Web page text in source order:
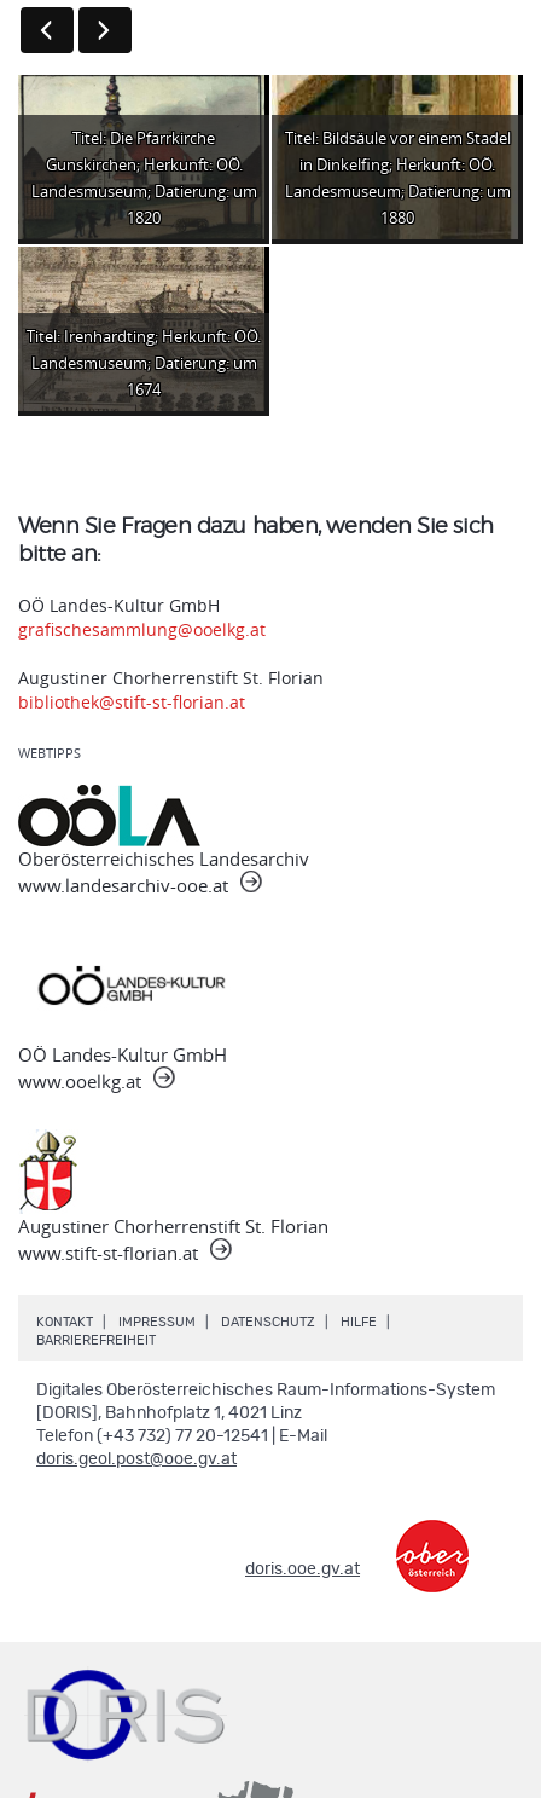
Titel: Die Pfarrkirche
Gunskirchen; Herkunft: OÖ.
Landesmuseum; Datierung: um
1820
Titel: Bildsäule vor einem Stadel
in Dinkelfing; Herkunft: OÖ.
Landesmuseum; Datierung: um
1880
Titel: Irenhardting; Herkunft: OÖ.
Landesmuseum; Datierung: um
1674
Wenn Sie Fragen dazu haben, wenden Sie sich
bitte an:
OÖ Landes-Kultur GmbH
grafischesammlung@ooelkg.at
Augustiner Chorherrenstift St. Florian
bibliothek@stift-st-florian.at
WEBTIPPS
Oberösterreichisches Landesarchiv
www.landesarchiv-ooe.at
OÖ Landes-Kultur GmbH
www.ooelkg.at
Augustiner Chorherrenstift St. Florian
www.stift-st-florian.at
KONTAKT IMPRESSUM DATENSCHUTZ HILFE
BARRIEREFREIHEIT.
Digitales Oberösterreichisches Raum-Informations-System
[DORIS], Bahnhofplatz 1, 4021 Linz
Telefon (+43 732) 77 20-12541 | E-Mail
doris.geol.post@ooe.gv.at
doris.ooe.gv.at.